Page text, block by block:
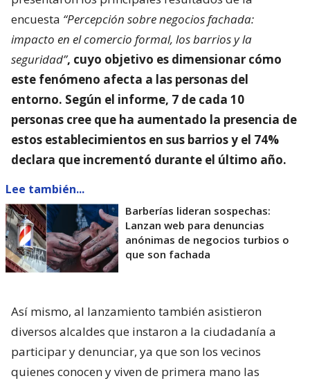
encuesta “Percepción sobre negocios fachada:
impacto en el comercio formal, los barrios y la
seguridad”, cuyo objetivo es dimensionar cómo
este fenómeno afecta a las personas del
entorno. Según el informe, 7 de cada 10
personas cree que ha aumentado la presencia de
estos establecimientos en sus barrios y el 74%
declara que incrementó durante el último año.
Lee también...
Barberías lideran sospechas:
Lanzan web para denuncias
anónimas de negocios turbios o
que son fachada
Así mismo, al lanzamiento también asistieron
diversos alcaldes que instaron a la ciudadanía a
participar y denunciar, ya que son los vecinos
quienes conocen y viven de primera mano las